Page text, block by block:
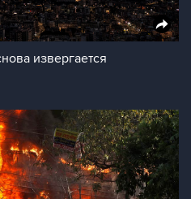
извергается